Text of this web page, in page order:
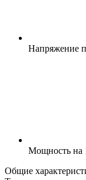
Напряжение
Мощность на
Общие